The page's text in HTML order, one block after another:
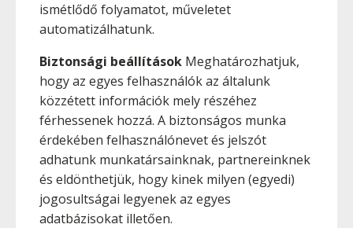
ismétlődő folyamatot, műveletet
automatizálhatunk.
Biztonsági beállítások Meghatározhatjuk,
hogy az egyes felhasználók az általunk
közzétett információk mely részéhez
férhessenek hozzá. A biztonságos munka
érdekében felhasználónevet és jelszót
adhatunk munkatársainknak, partnereinknek
és eldönthetjük, hogy kinek milyen (egyedi)
jogosultságai legyenek az egyes
adatbázisokat illetően.